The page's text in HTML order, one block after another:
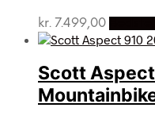
kr. 7.499,00
Scott